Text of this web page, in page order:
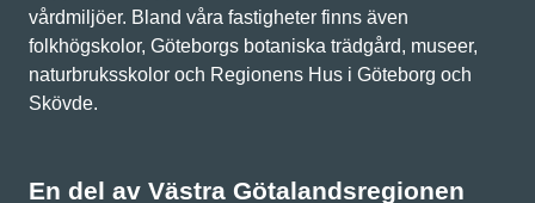
vårdmiljöer. Bland våra fastigheter finns även
folkhögskolor, Göteborgs botaniska trädgård, museer,
naturbruksskolor och Regionens Hus i Göteborg och
Skövde.
En del av Västra Götalandsregionen